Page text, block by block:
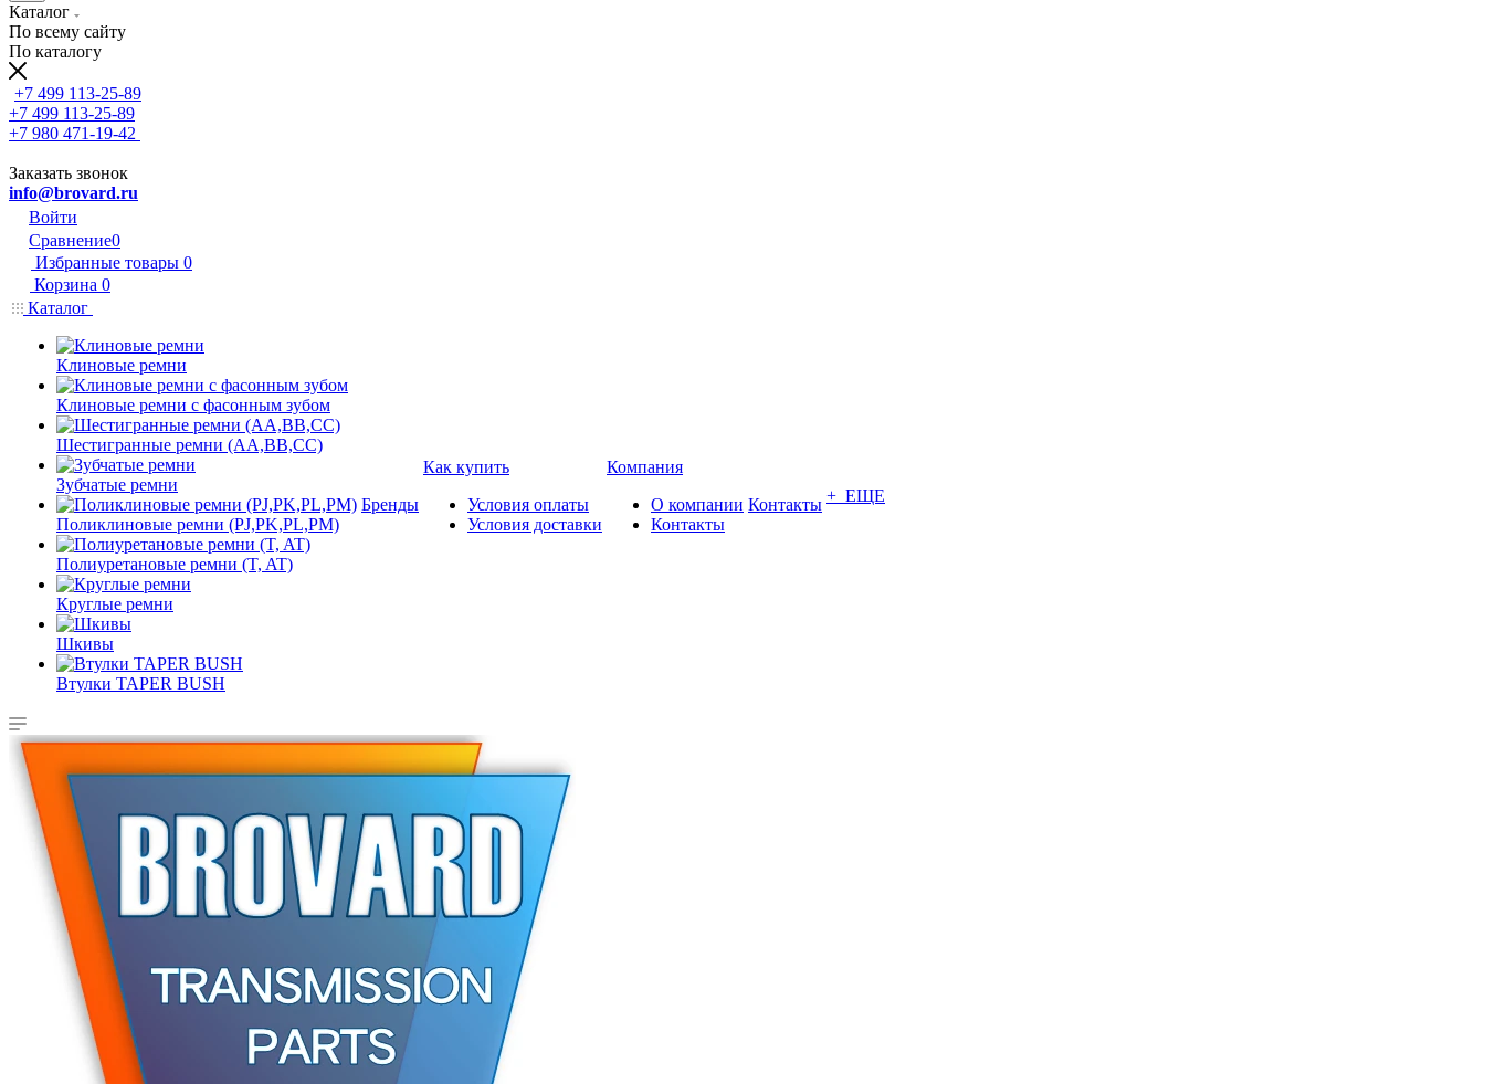
Каталог
По всему сайту
По каталогу
+7 499 113-25-89
+7 499 113-25-89
+7 980 471-19-42
Заказать звонок
info@brovard.ru
Войти
Сравнение0
Избранные товары 0
Корзина 0
Каталог
Клиновые ремни
Клиновые ремни с фасонным зубом
Шестигранные ремни (AA,BB,CC)
Зубчатые ремни
Поликлиновые ремни (PJ,PK,PL,PM)
Полиуретановые ремни (T, AT)
Круглые ремни
Шкивы
Втулки TAPER BUSH
Бренды
Как купить
Условия оплаты
Условия доставки
Компания
О компании
Контакты
Контакты + ЕЩЕ